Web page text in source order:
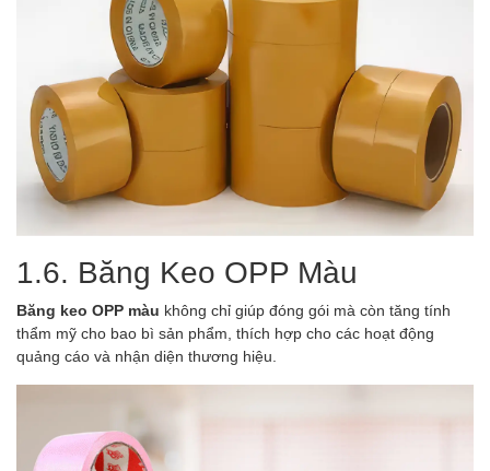
1.6. Băng Keo OPP Màu
Băng keo OPP màu không chỉ giúp đóng gói mà còn tăng tính
thẩm mỹ cho bao bì sản phẩm, thích hợp cho các hoạt động
quảng cáo và nhận diện thương hiệu.